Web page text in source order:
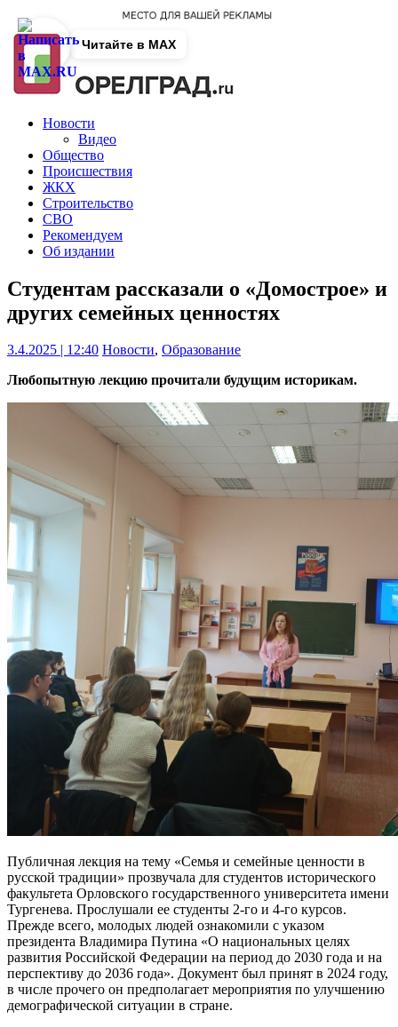
Новости
Видео
Общество
Происшествия
ЖКХ
Строительство
СВО
Рекомендуем
Об издании
Студентам рассказали о «Домострое» и
других семейных ценностях
3.4.2025 | 12:40 Новости, Образование
Любопытную лекцию прочитали будущим историкам.
Публичная лекция на тему «Семья и семейные ценности в
русской традиции» прозвучала для студентов исторического
факультета Орловского государственного университета имени
Тургенева. Прослушали ее студенты 2-го и 4-го курсов.
Прежде всего, молодых людей ознакомили с указом
президента Владимира Путина «О национальных целях
развития Российской Федерации на период до 2030 года и на
перспективу до 2036 года». Документ был принят в 2024 году,
в числе прочего он предполагает мероприятия по улучшению
демографической ситуации в стране.
Читайте в MAX